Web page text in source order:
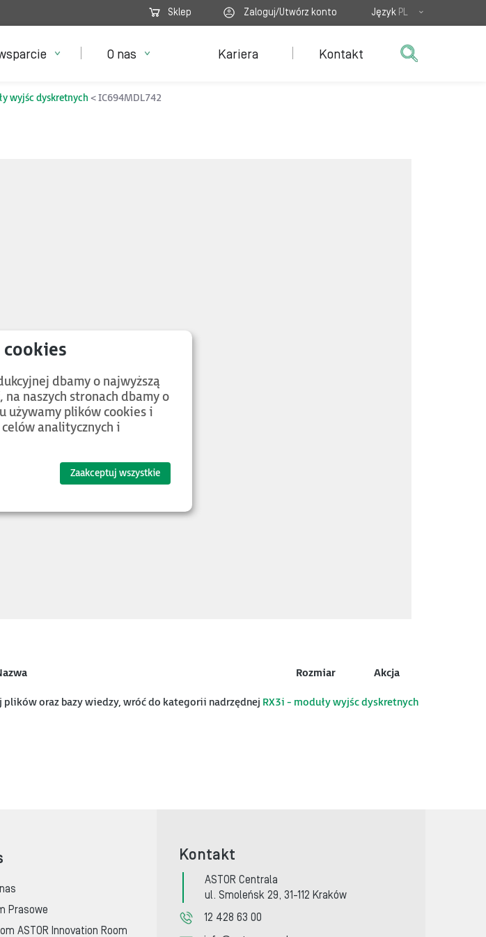
Sklep Zaloguj/Utwórz konto Język PL
O nas Kariera Kontakt
wyjśc dyskretnych IC694MDL742
Rozmiar Akcja
plików oraz bazy wiedzy, wróć do kategorii nadrzędnej RX3i - moduły wyjśc dyskretnych
Prasowe
ASTOR Innovation Room
Kontakt
ASTOR Centrala
ul. Smoleńsk 29, 31-112 Kraków
12 428 63 00
dbamy o najwyższą
naszych stronach dbamy o
używamy plików cookies i
analitycznych i
Zaakceptuj wszystkie